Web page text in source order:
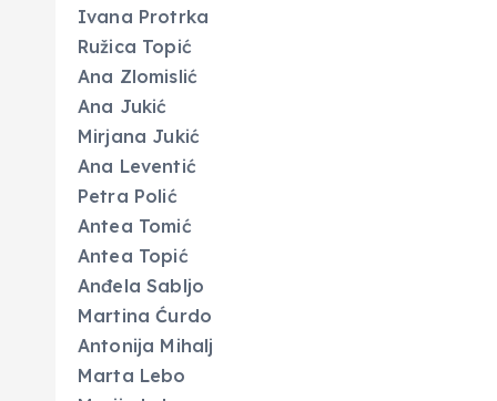
Ivana Protrka
Ružica Topić
Ana Zlomislić
Ana Jukić
Mirjana Jukić
Ana Leventić
Petra Polić
Antea Tomić
Antea Topić
Anđela Sabljo
Martina Ćurdo
Antonija Mihalj
Marta Lebo